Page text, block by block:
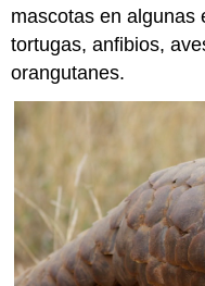
mascotas en algunas
tortugas, anfibios,
orangutanes.